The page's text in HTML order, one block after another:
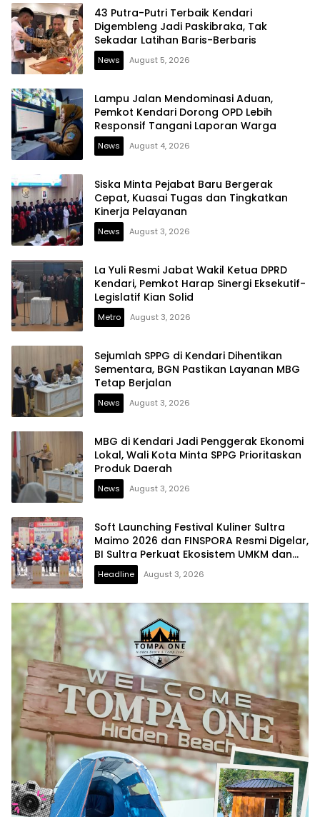
43 Putra-Putri Terbaik Kendari
Digembleng Jadi Paskibraka, Tak
Sekadar Latihan Baris-Berbaris
News August 5, 2026
Lampu Jalan Mendominasi Aduan,
Pemkot Kendari Dorong OPD Lebih
Responsif Tangani Laporan Warga
News August 4, 2026
Siska Minta Pejabat Baru Bergerak
Cepat, Kuasai Tugas dan Tingkatkan
Kinerja Pelayanan
News August 3, 2026
La Yuli Resmi Jabat Wakil Ketua DPRD
Kendari, Pemkot Harap Sinergi Eksekutif-
Legislatif Kian Solid
Metro August 3, 2026
Sejumlah SPPG di Kendari Dihentikan
Sementara, BGN Pastikan Layanan MBG
Tetap Berjalan
News August 3, 2026
MBG di Kendari Jadi Penggerak Ekonomi
Lokal, Wali Kota Minta SPPG Prioritaskan
Produk Daerah
News August 3, 2026
Soft Launching Festival Kuliner Sultra
Maimo 2026 dan FINSPORA Resmi Digelar,
BI Sultra Perkuat Ekosistem UMKM dan
Digitalisasi Ekonomi
Headline August 3, 2026